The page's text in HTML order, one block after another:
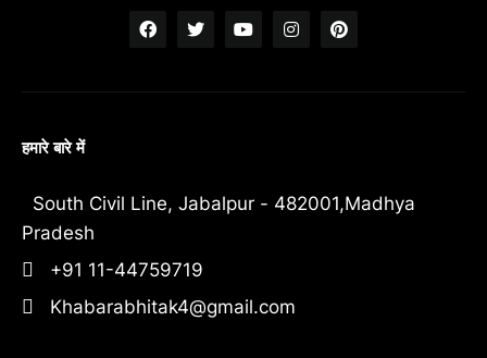
हमारे बारे में
South Civil Line, Jabalpur - 482001,Madhya
Pradesh
+91 11-44759719
Khabarabhitak4@gmail.com